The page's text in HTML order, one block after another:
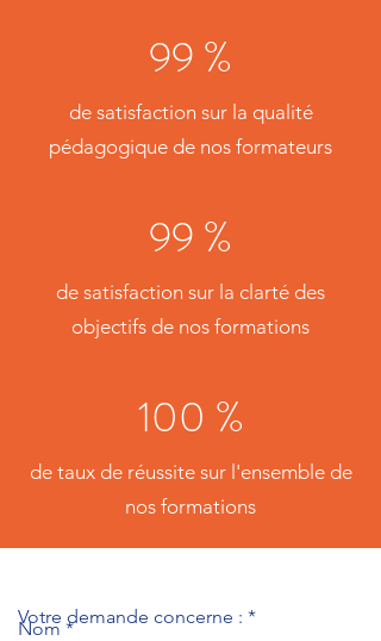
99 %
de satisfaction sur la qualité
pédagogique de nos formateurs
99 %
de satisfaction sur la clarté des
objectifs de nos formations
100 %
de taux de réussite sur l'ensemble de
nos formations
Votre demande concerne :
Nom